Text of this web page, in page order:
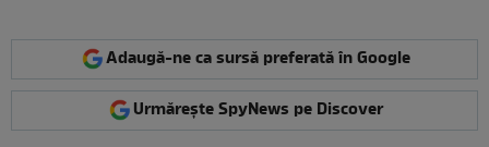
Adaugă-ne ca sursă preferată în Google
Urmărește SpyNews pe Discover